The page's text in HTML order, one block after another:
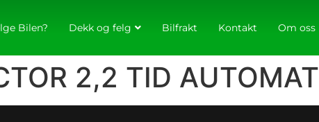
Bilen? Dekk og felg Bilfrakt Kontakt Om oss
2,2 TID AUTOMAT